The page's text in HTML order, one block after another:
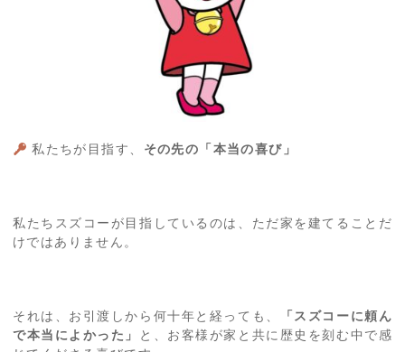
私たちが目指す、 その先の「本当の喜び」
私たちスズコーが目指しているのは、ただ家を建てることだ
けではありません。
それは、お引渡しから何十年と経っても、
「スズコーに頼ん
で本当によかった」
と、お客様が家と共に歴史を刻む中で感